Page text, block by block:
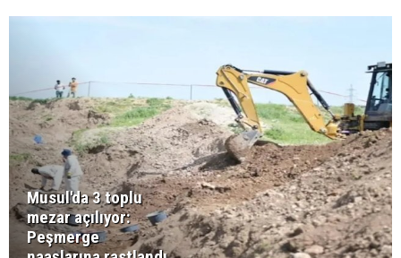
Musul'da 3 toplu
mezar açılıyor:
Peşmerge